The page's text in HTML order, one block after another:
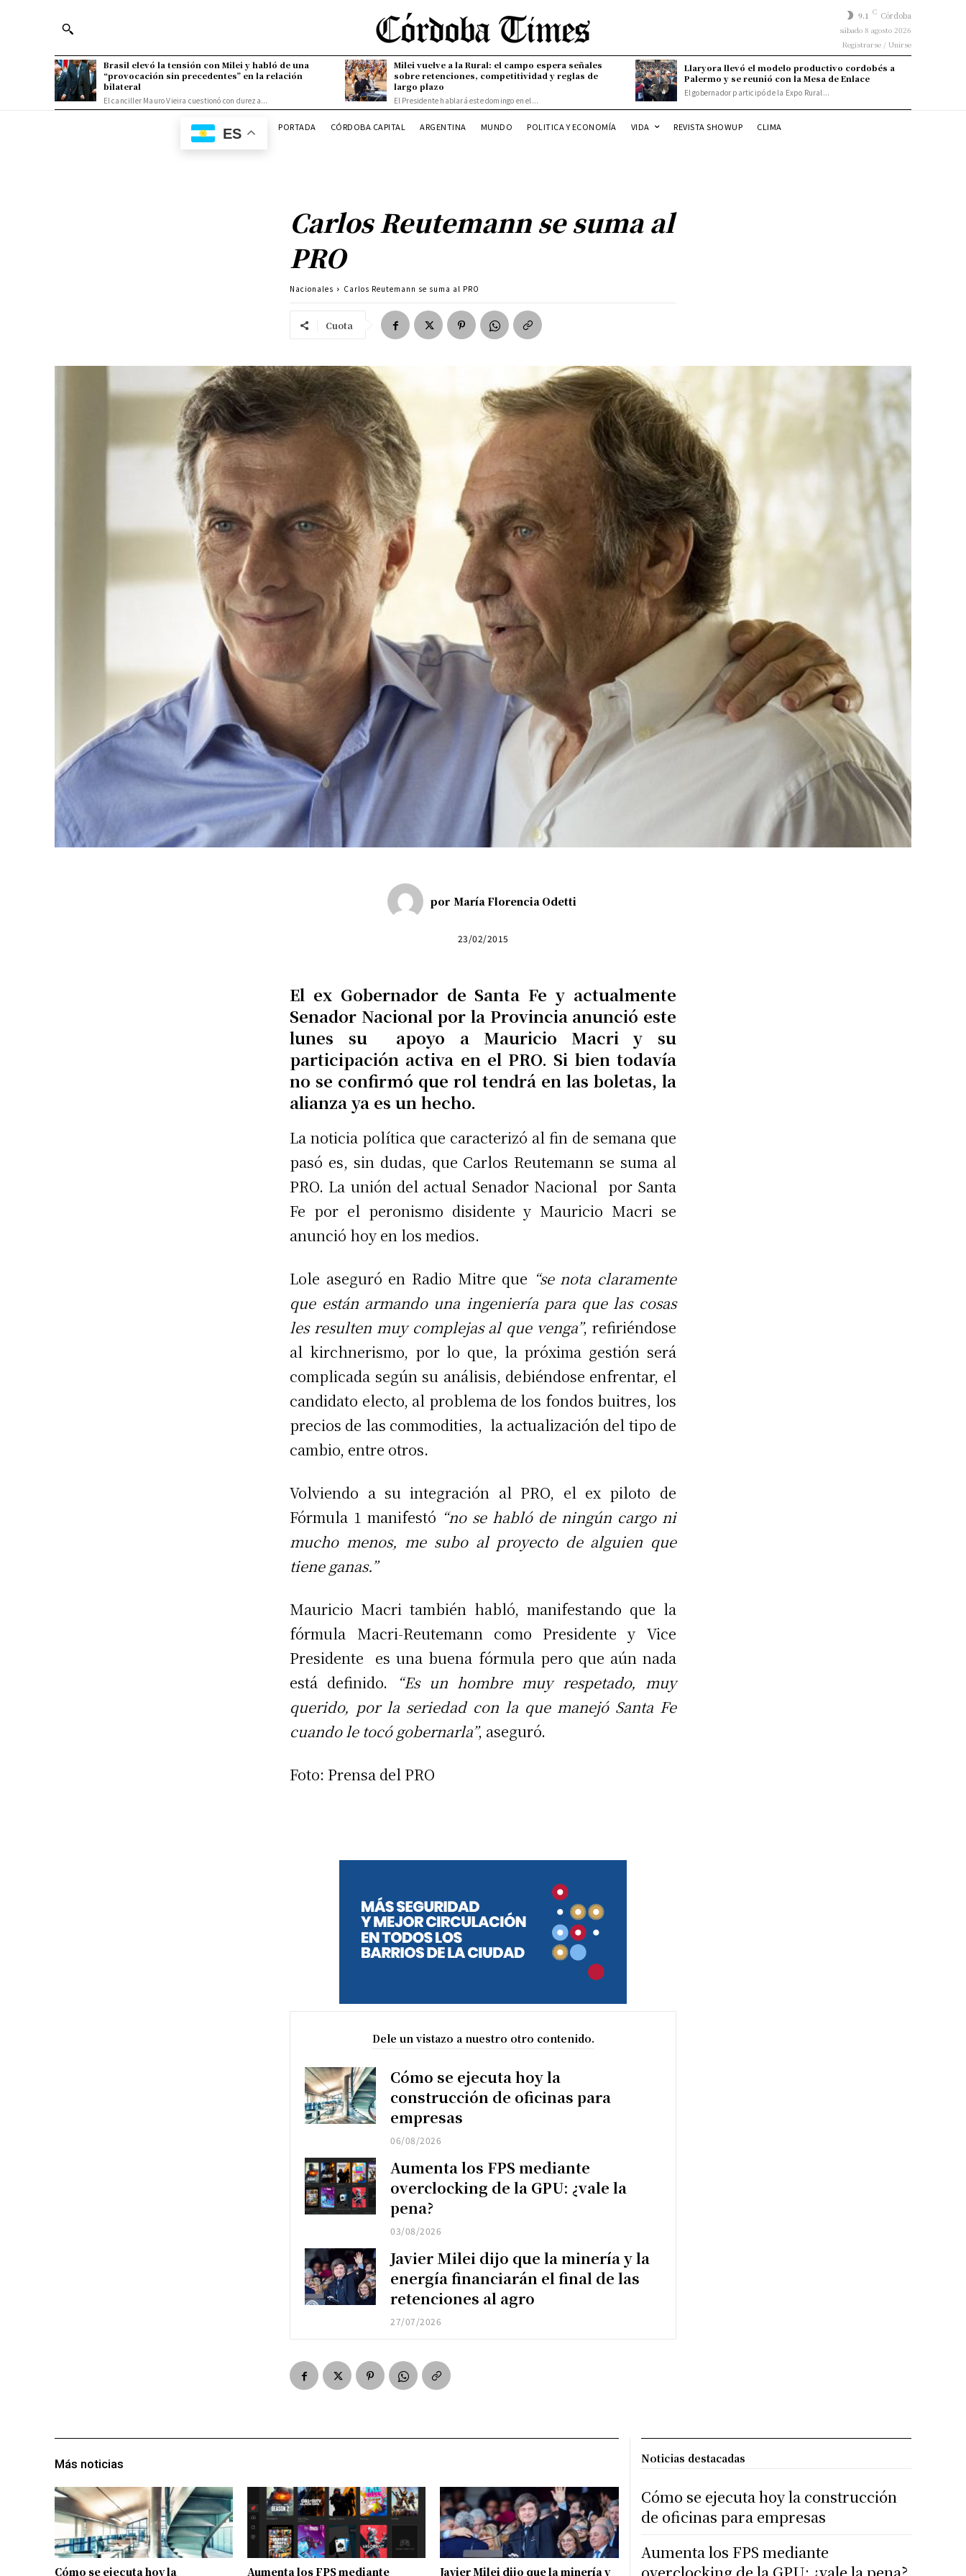
9.1 C Córdoba
sábado 8 agosto 2026
Registrarse / Unirse
Brasil elevó la tensión con Milei y habló de una
“provocación sin precedentes” en la relación
bilateral
El canciller Mauro Vieira cuestionó con dureza...
Milei vuelve a la Rural: el campo espera señales
sobre retenciones, competitividad y reglas de
largo plazo
El Presidente hablará este domingo en el...
Llaryora llevó el modelo productivo cordobés a
Palermo y se reunió con la Mesa de Enlace
El gobernador participó de la Expo Rural...
ES PORTADA CÓRDOBA CAPITAL ARGENTINA MUNDO POLITICA Y ECONOMÍA VIDA REVISTA SHOWUP CLIMA
Carlos Reutemann se suma al
PRO
Nacionales Carlos Reutemann se suma al PRO
Cuota
por María Florencia Odetti
23/02/2015
El ex Gobernador de Santa Fe y actualmente
Senador Nacional por la Provincia anunció este
lunes su apoyo a Mauricio Macri y su
participación activa en el PRO. Si bien todavía
no se confirmó que rol tendrá en las boletas, la
alianza ya es un hecho.
La noticia política que caracterizó al fin de semana que
pasó es, sin dudas, que Carlos Reutemann se suma al
PRO. La unión del actual Senador Nacional por Santa
Fe por el peronismo disidente y Mauricio Macri se
anunció hoy en los medios.
Lole aseguró en Radio Mitre que “se nota claramente
que están armando una ingeniería para que las cosas
les resulten muy complejas al que venga”, refiriéndose
al kirchnerismo, por lo que, la próxima gestión será
complicada según su análisis, debiéndose enfrentar, el
candidato electo, al problema de los fondos buitres, los
precios de las commodities, la actualización del tipo de
cambio, entre otros.
Volviendo a su integración al PRO, el ex piloto de
Fórmula 1 manifestó “no se habló de ningún cargo ni
mucho menos, me subo al proyecto de alguien que
tiene ganas.”
Mauricio Macri también habló, manifestando que la
fórmula Macri-Reutemann como Presidente y Vice
Presidente es una buena fórmula pero que aún nada
está definido.
“Es un hombre muy respetado, muy
querido, por la seriedad con la que manejó Santa Fe
cuando le tocó gobernarla”, aseguró.
Foto: Prensa del PRO
Dele un vistazo a nuestro otro contenido.
Cómo se ejecuta hoy la
construcción de oficinas para
empresas
06/08/2026
Aumenta los FPS mediante
overclocking de la GPU: ¿vale la
pena?
03/08/2026
Javier Milei dijo que la minería y la
energía financiarán el final de las
retenciones al agro
27/07/2026
Más noticias
Cómo se ejecuta hoy la Aumenta los FPS mediante Javier Milei dijo que la minería y
Noticias destacadas
Cómo se ejecuta hoy la construcción
de oficinas para empresas
Aumenta los FPS mediante